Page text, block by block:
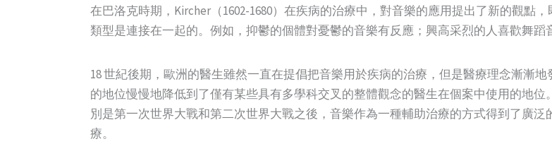
在巴洛克時期，Kircher（1602-1680）在疾病的治療中，對音樂的應用提出了新的觀點
類型是連接在一起的。例如，抑鬱的個體對憂鬱的音樂有反應；興高采烈的人喜歡舞蹈
18 世紀後期，歐洲的醫生雖然一直在提倡把音樂用於疾病的治療，但是醫療理念漸漸
的地位慢慢地降低到了僅有某些具有多學科交叉的整體觀念的醫生在個案中使用的地
別是第一次世界大戰和第二次世界大戰之後，音樂作為一種輔助治療的方式得到了廣
療。